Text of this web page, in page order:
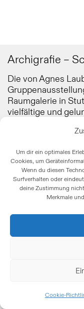
Um dir ein optimales
Cookies, um
Wenn du diesen
Surfverhalten oder
deine Zustimmung
Merkmale
Cookie-
Archigrafie –
Die von Agnes
Raumgalerie in
vielfältige und
2. Mai 2025 in der
dieRaumgalerie.de